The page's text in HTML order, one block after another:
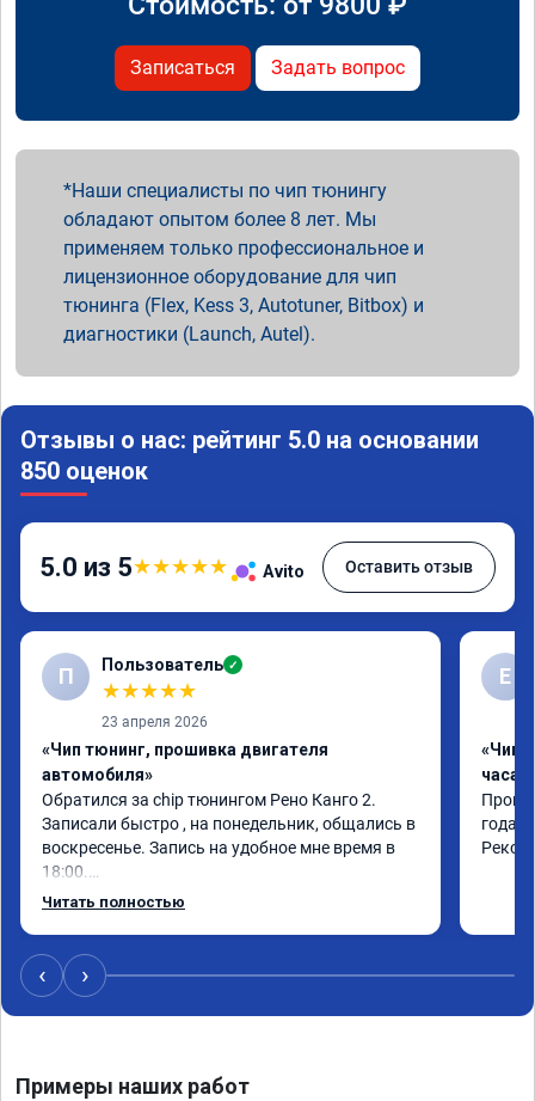
Записаться Задать вопрос
Наши специалисты по чип тюнингу
обладают опытом более 8 лет. Мы
применяем только профессиональное и
лицензионное оборудование для чип
тюнинга (Flex, Kess 3, Autotuner, Bitbox) и
диагностики (Launch, Autel).
Отзывы о нас: рейтинг 5.0 на основании
850 оценок
5.0 из 5★★★★★ Avito Оставить отзыв
П Пользователь ✓
★★★★★
23 апреля 2026
«Чип тюнинг, прошивка двигателя
автомобиля»
Обратился за chip тюнингом Рено Канго 2.
Записали быстро , на понедельник, общались в
воскресенье. Запись на удобное мне время в
18:00.
Работу выполнили за 30 минут, качественно,
Читать полностью
Е
«Чип
часа»
года.
‹ ›
Примеры наших работ